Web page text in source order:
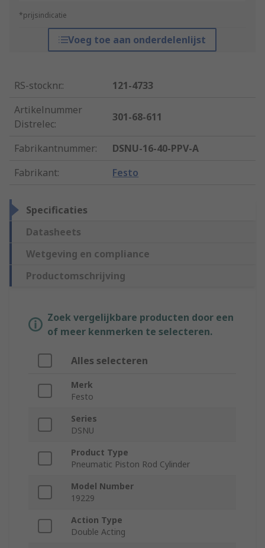
*prijsindicatie
Voeg toe aan onderdelenlijst
RS-stocknr.:
121-4733
Artikelnummer
Distrelec:
301-68-611
Fabrikantnummer:
DSNU-16-40-PPV-A
Fabrikant: Festo
Specificaties
Datasheets
Wetgeving en compliance
Productomschrijving
Zoek vergelijkbare producten door een
of meer kenmerken te selecteren.
Alles selecteren
Merk
Festo
Series
DSNU
Product Type
Pneumatic Piston Rod Cylinder
Model Number
19229
Action Type
Double Acting